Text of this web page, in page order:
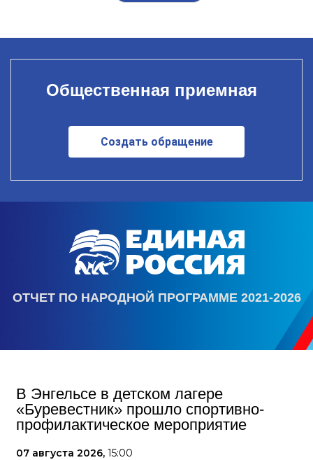
Общественная приемная
Создать обращение
ОТЧЕТ ПО НАРОДНОЙ ПРОГРАММЕ 2021-2026
В Энгельсе в детском лагере
«Буревестник» прошло спортивно-
профилактическое мероприятие
07 августа 2026, 15:00